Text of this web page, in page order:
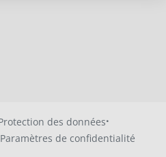
des données·
Paramètres de confidentialité